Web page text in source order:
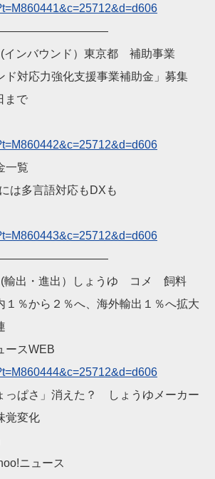
860441&c=25712&d=d606
————————
インバウンド）東京都 補助事業
ド対応力強化支援事業補助金」募集
まで
860442&c=25712&d=d606
一覧
は多言語対応もDXも
860443&c=25712&d=d606
————————
輸出・進出）しょうゆ コメ 飼料
１％から２％へ、海外輸出１％へ拡大
ースWEB
860444&c=25712&d=d606
っぱさ」消えた？ しょうゆメーカー
覚変化
ニュース